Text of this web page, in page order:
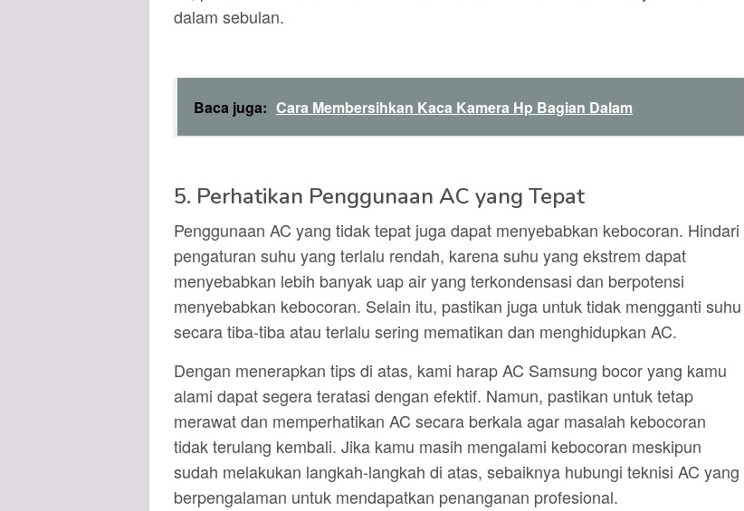
dalam sebulan.
Baca juga: Cara Membersihkan Kaca Kamera Hp Bagian Dalam
5. Perhatikan Penggunaan AC yang Tepat
Penggunaan AC yang tidak tepat juga dapat menyebabkan kebocoran. Hindari
pengaturan suhu yang terlalu rendah, karena suhu yang ekstrem dapat
menyebabkan lebih banyak uap air yang terkondensasi dan berpotensi
menyebabkan kebocoran. Selain itu, pastikan juga untuk tidak mengganti suhu
secara tiba-tiba atau terlalu sering mematikan dan menghidupkan AC.
Dengan menerapkan tips di atas, kami harap AC Samsung bocor yang kamu
alami dapat segera teratasi dengan efektif. Namun, pastikan untuk tetap
merawat dan memperhatikan AC secara berkala agar masalah kebocoran
tidak terulang kembali. Jika kamu masih mengalami kebocoran meskipun
sudah melakukan langkah-langkah di atas, sebaiknya hubungi teknisi AC yang
berpengalaman untuk mendapatkan penanganan profesional.